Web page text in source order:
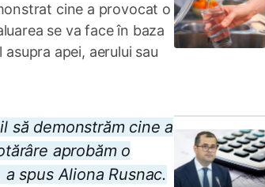
cine a provocat o
se va face în baza
apei, aerului sau
să demonstrăm cine a
aprobăm o
spus Aliona Rusnac.